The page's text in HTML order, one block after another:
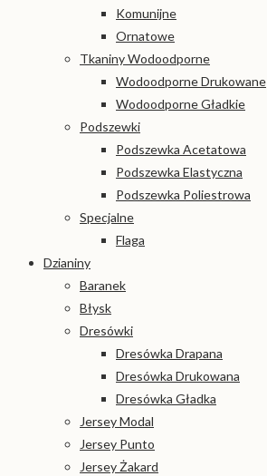
Komunijne
Ornatowe
Tkaniny Wodoodporne
Wodoodporne Drukowane
Wodoodporne Gładkie
Podszewki
Podszewka Acetatowa
Podszewka Elastyczna
Podszewka Poliestrowa
Specjalne
Flaga
Dzianiny
Baranek
Błysk
Dresówki
Dresówka Drapana
Dresówka Drukowana
Dresówka Gładka
Jersey Modal
Jersey Punto
Jersey Żakard